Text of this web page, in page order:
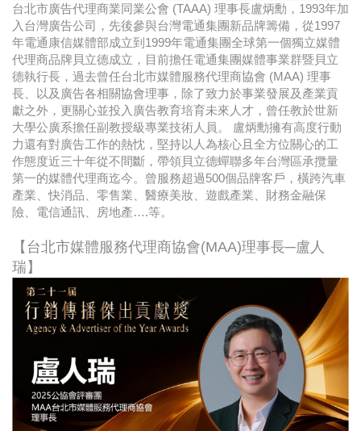
台北市廣告代理商業同業公會 (TAAA) 理事長盧炳勳，1993年加
入台灣廣告公司，先後參與台灣電通集團新品牌籌備，從1997
年電通康信媒體部成立到1999年電通集團全球第一個獨立媒體
代理商品牌貝立德成立，目前擔任電通集團媒體事業群暨貝立
德執行長，過去曾任台北市媒體服務代理商協會 (MAA) 理事
長、以及廣告各相關協會理事，除了致力於事業發展及產業貢
獻之外，更關心並投入廣告教育培育未來人才，曾任教於世新
大學公廣系擔任副教授級專業技術人員。 盧炳勳擁有高度行動
力還有對廣告工作的熱忱，堅持以人為核心且全方位關心的工
作態度近三十年從不間斷，帶領貝立德蟬聯多年台灣區承攬量
第一的媒體代理商迄今。曾服務超過500個品牌客戶，橫跨汽車
產業、快消品、零售業、醫療美妝、遊戲產業、財務金融保
險、電信通訊、房地產….等。
【台北市媒體服務代理商協會(MAA)理事長─盧人
瑞】